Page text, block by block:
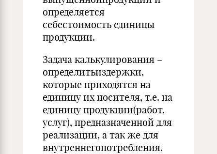
определяется
себестоимость единицы
продукции.
Задача калькулирования –
определитьиздержки,
которые приходятся на
единицу их носителя, т.е. на
единицу продукции(работ,
услуг), предназначенной для
реализации, а так же для
внутреннегопотребления.